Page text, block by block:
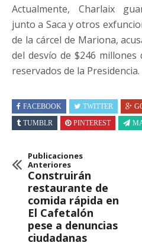
Actualmente, Charlaix
junto a Saca y otros
de la cárcel de Mariona,
del desvío de $246
reservados de la Presidencia.
FACEBOOK TWITTER
TUMBLR
PINTEREST
Publicaciones
Anteriores
Construirán
restaurante de
comida rápida en
El Cafetalón
pese a denuncias
ciudadanas